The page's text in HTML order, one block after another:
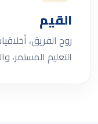
القيم
روح الفريق،
التعليم المستمر،